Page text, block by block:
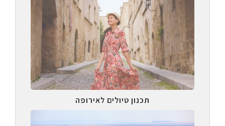
תכנון טיולים לאירופה